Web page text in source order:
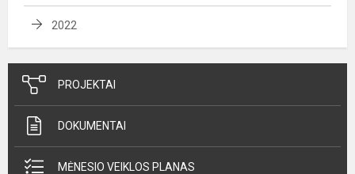
2022
PROJEKTAI
DOKUMENTAI
MĖNESIO VEIKLOS PLANAS